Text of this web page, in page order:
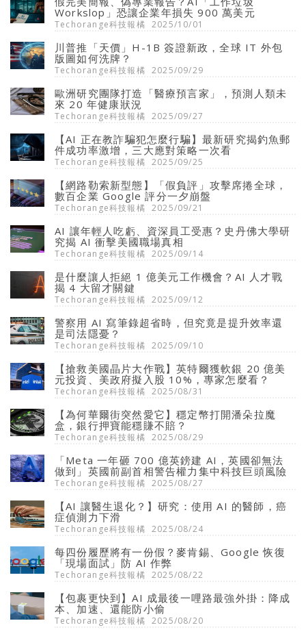
Workslop」恐讓企業年損失 900 萬美元
Techorange科技報橘 2025/10/01
川普推「天價」H-1B 簽證新政，全球 IT 外包
版圖如何洗牌？
Techorange科技報橘 2025/09/29
歐洲研究團隊打造「醫療預言家」，預測人類未
來 20 年健康狀況
Techorange科技報橘 2025/09/27
【AI 正在教詐騙犯怎麼行騙】最新研究揭釣魚郵
件成功率激增，三大應對策略一次看
Techorange科技報橘 2025/09/25
【網路勒索新型態】「假負評」攻擊席捲全球，
數百企業 Google 評分一夕崩盤
Techorange科技報橘 2025/09/21
AI 讓年輕人吃虧、資深員工受惠？史丹佛大學研
究揭 AI 衝擊美國職場真相
Techorange科技報橘 2025/09/14
是什麼讓人拒絕 1 億美元工作機會？AI 人才戰
揭 4 大留才關鍵
Techorange科技報橘 2025/09/12
警察用 AI 寫筆錄超省時，但究竟是提升效率還
是司法隱憂？
Techorange科技報橘 2025/09/10
【搶救美國晶片大作戰】英特爾獲軟銀 20 億美
元投資、美政府擬入股 10%，專家怎麼看？
Techorange科技報橘 2025/08/31
【為何華爾街突然愛它】穩定幣打開潘朵拉魔
盒，銀行押寶能穩賺不賠？
Techorange科技報橘 2025/08/29
「Meta 一年砸 700 億英鎊建 AI，英國卻無法
做到」英國前副首相警告權力集中科技巨頭風險
Techorange科技報橘 2025/08/27
【AI 讓醫生退化？】研究：使用 AI 的醫師，癌
症偵測力下滑
Techorange科技報橘 2025/08/24
每四份履歷將有一份假？麥肯錫、Google 恢復
「現場面試」防 AI 作弊
Techorange科技報橘 2025/08/22
【包裹更快到】AI 成最後一哩路最強外掛：降成
本、加速、還能防小偷
Techorange科技報橘 2025/08/20